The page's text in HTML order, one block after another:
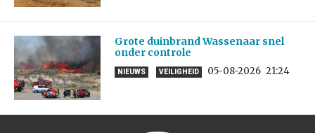
Grote duinbrand Wassenaar snel
onder controle
NIEUWS VEILIGHEID 05-08-2026 21:24